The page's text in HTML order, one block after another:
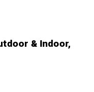
& Indoor,